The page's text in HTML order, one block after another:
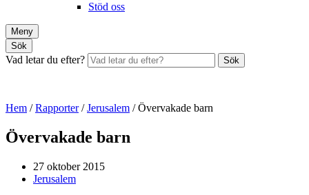
Stöd oss
Meny
Sök
Vad letar du efter? Sök
Hem /Rapporter/Jerusalem /Övervakade barn
Övervakade barn
27 oktober 2015
Jerusalem